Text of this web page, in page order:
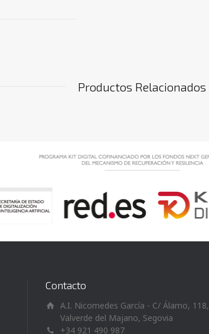
Productos Relacionados
Contacto
A.I. Nicomedes García - C/ Álamo, 118,
Valverde del Majano, Segovia
+34 921 490 987